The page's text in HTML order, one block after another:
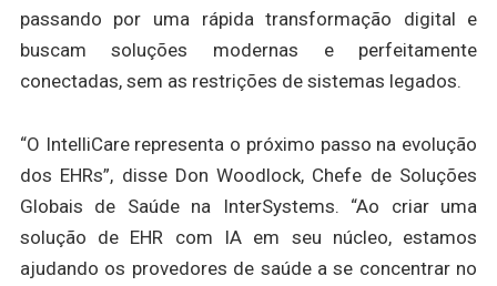
passando por uma rápida transformação digital e
buscam soluções modernas e perfeitamente
conectadas, sem as restrições de sistemas legados.
“O IntelliCare representa o próximo passo na evolução
dos EHRs”, disse Don Woodlock, Chefe de Soluções
Globais de Saúde na InterSystems. “Ao criar uma
solução de EHR com IA em seu núcleo, estamos
ajudando os provedores de saúde a se concentrar no